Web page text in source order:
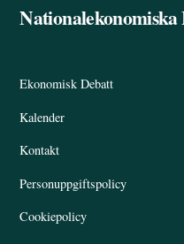
Nationalekonomiska
Ekonomisk Debatt
Kalender
Kontakt
Personuppgiftspolicy
Cookiepolicy